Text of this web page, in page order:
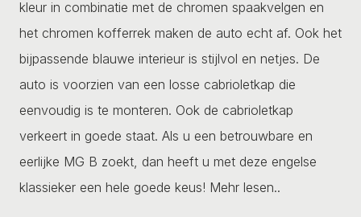
kleur in combinatie met de chromen spaakvelgen en
het chromen kofferrek maken de auto echt af. Ook het
bijpassende blauwe interieur is stijlvol en netjes. De
auto is voorzien van een losse cabrioletkap die
eenvoudig is te monteren. Ook de cabrioletkap
verkeert in goede staat. Als u een betrouwbare en
eerlijke MG B zoekt, dan heeft u met deze engelse
klassieker een hele goede keus! Mehr lesen..